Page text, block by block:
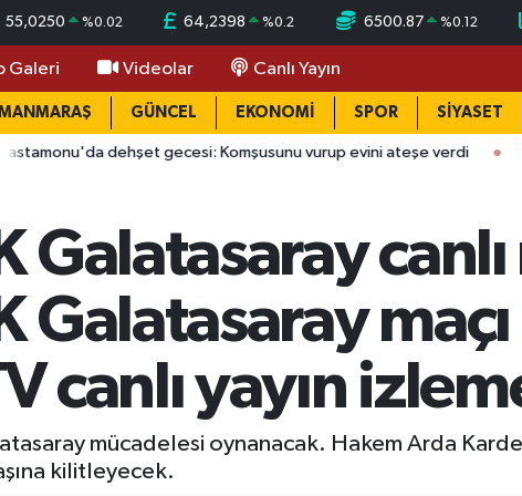
55,0250 %0.02 64,2398 %0.2 6500.87 %0.12
Galeri Videolar Canlı Yayın
GÜNCEL EKONOMİ SPOR SİYASET
dehşet gecesi: Komşusunu vurup evini ateşe verdi 14:27
Galatasaray
Galatasaray
canlı yayın
mücadelesi oynanacak. Hakem Arda
kilitleyecek.